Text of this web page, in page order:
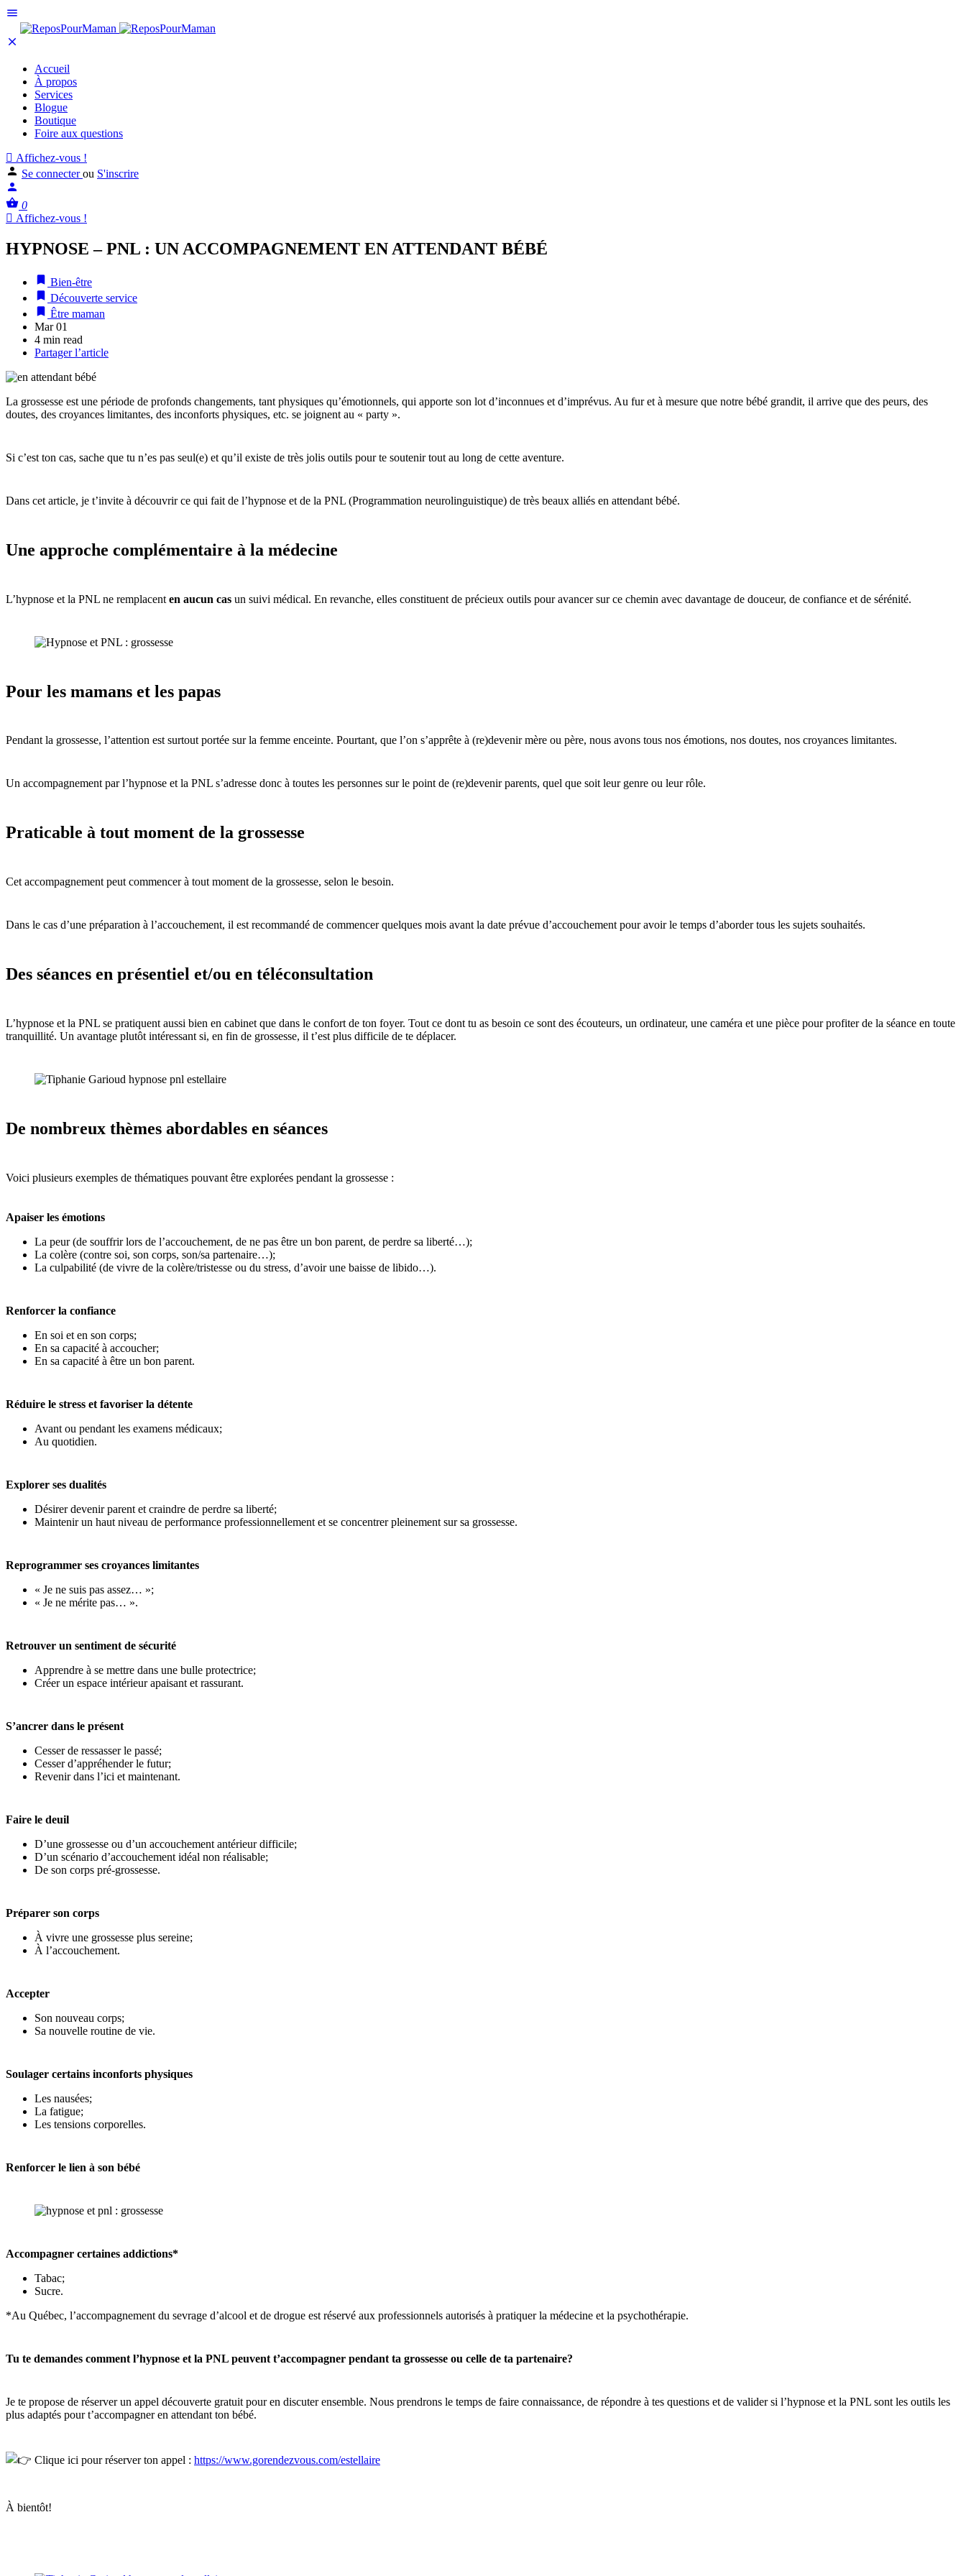
Accueil
À propos
Services
Blogue
Boutique
Foire aux questions
Affichez-vous !
Se connecterou S'inscrire
0
Affichez-vous !
HYPNOSE – PNL : UN ACCOMPAGNEMENT EN ATTENDANT BÉBÉ
Bien-être
Découverte service
Être maman
Mar 01
4 min read
Partager l’article
La grossesse est une période de profonds changements, tant physiques qu’émotionnels, qui apporte son lot d’inconnues et d’imprévus. Au fur et à mesure que notre bébé grandit, il arrive que des peurs, des
doutes, des croyances limitantes, des inconforts physiques, etc. se joignent au « party ».
Si c’est ton cas, sache que tu n’es pas seul(e) et qu’il existe de très jolis outils pour te soutenir tout au long de cette aventure.
Dans cet article, je t’invite à découvrir ce qui fait de l’hypnose et de la PNL (Programmation neurolinguistique) de très beaux alliés en attendant bébé.
Une approche complémentaire à la médecine
L’hypnose et la PNL ne remplacent en aucun cas un suivi médical. En revanche, elles constituent de précieux outils pour avancer sur ce chemin avec davantage de douceur, de confiance et de sérénité.
Pour les mamans et les papas
Pendant la grossesse, l’attention est surtout portée sur la femme enceinte. Pourtant, que l’on s’apprête à (re)devenir mère ou père, nous avons tous nos émotions, nos doutes, nos croyances limitantes.
Un accompagnement par l’hypnose et la PNL s’adresse donc à toutes les personnes sur le point de (re)devenir parents, quel que soit leur genre ou leur rôle.
Praticable à tout moment de la grossesse
Cet accompagnement peut commencer à tout moment de la grossesse, selon le besoin.
Dans le cas d’une préparation à l’accouchement, il est recommandé de commencer quelques mois avant la date prévue d’accouchement pour avoir le temps d’aborder tous les sujets souhaités.
Des séances en présentiel et/ou en téléconsultation
L’hypnose et la PNL se pratiquent aussi bien en cabinet que dans le confort de ton foyer. Tout ce dont tu as besoin ce sont des écouteurs, un ordinateur, une caméra et une pièce pour profiter de la séance en toute
tranquillité. Un avantage plutôt intéressant si, en fin de grossesse, il t’est plus difficile de te déplacer.
De nombreux thèmes abordables en séances
Voici plusieurs exemples de thématiques pouvant être explorées pendant la grossesse :
Apaiser les émotions
La peur (de souffrir lors de l’accouchement, de ne pas être un bon parent, de perdre sa liberté…);
La colère (contre soi, son corps, son/sa partenaire…);
La culpabilité (de vivre de la colère/tristesse ou du stress, d’avoir une baisse de libido…).
Renforcer la confiance
En soi et en son corps;
En sa capacité à accoucher;
En sa capacité à être un bon parent.
Réduire le stress et favoriser la détente
Avant ou pendant les examens médicaux;
Au quotidien.
Explorer ses dualités
Désirer devenir parent et craindre de perdre sa liberté;
Maintenir un haut niveau de performance professionnellement et se concentrer pleinement sur sa grossesse.
Reprogrammer ses croyances limitantes
« Je ne suis pas assez… »;
« Je ne mérite pas… ».
Retrouver un sentiment de sécurité
Apprendre à se mettre dans une bulle protectrice;
Créer un espace intérieur apaisant et rassurant.
S’ancrer dans le présent
Cesser de ressasser le passé;
Cesser d’appréhender le futur;
Revenir dans l’ici et maintenant.
Faire le deuil
D’une grossesse ou d’un accouchement antérieur difficile;
D’un scénario d’accouchement idéal non réalisable;
De son corps pré-grossesse.
Préparer son corps
À vivre une grossesse plus sereine;
À l’accouchement.
Accepter
Son nouveau corps;
Sa nouvelle routine de vie.
Soulager certains inconforts physiques
Les nausées;
La fatigue;
Les tensions corporelles.
Renforcer le lien à son bébé
Accompagner certaines addictions*
Tabac;
Sucre.
*Au Québec, l’accompagnement du sevrage d’alcool et de drogue est réservé aux professionnels autorisés à pratiquer la médecine et la psychothérapie.
Tu te demandes comment l’hypnose et la PNL peuvent t’accompagner pendant ta grossesse ou celle de ta partenaire?
Je te propose de réserver un appel découverte gratuit pour en discuter ensemble. Nous prendrons le temps de faire connaissance, de répondre à tes questions et de valider si l’hypnose et la PNL sont les outils les
plus adaptés pour t’accompagner en attendant ton bébé.
Clique ici pour réserver ton appel : https://www.gorendezvous.com/estellaire
À bientôt!